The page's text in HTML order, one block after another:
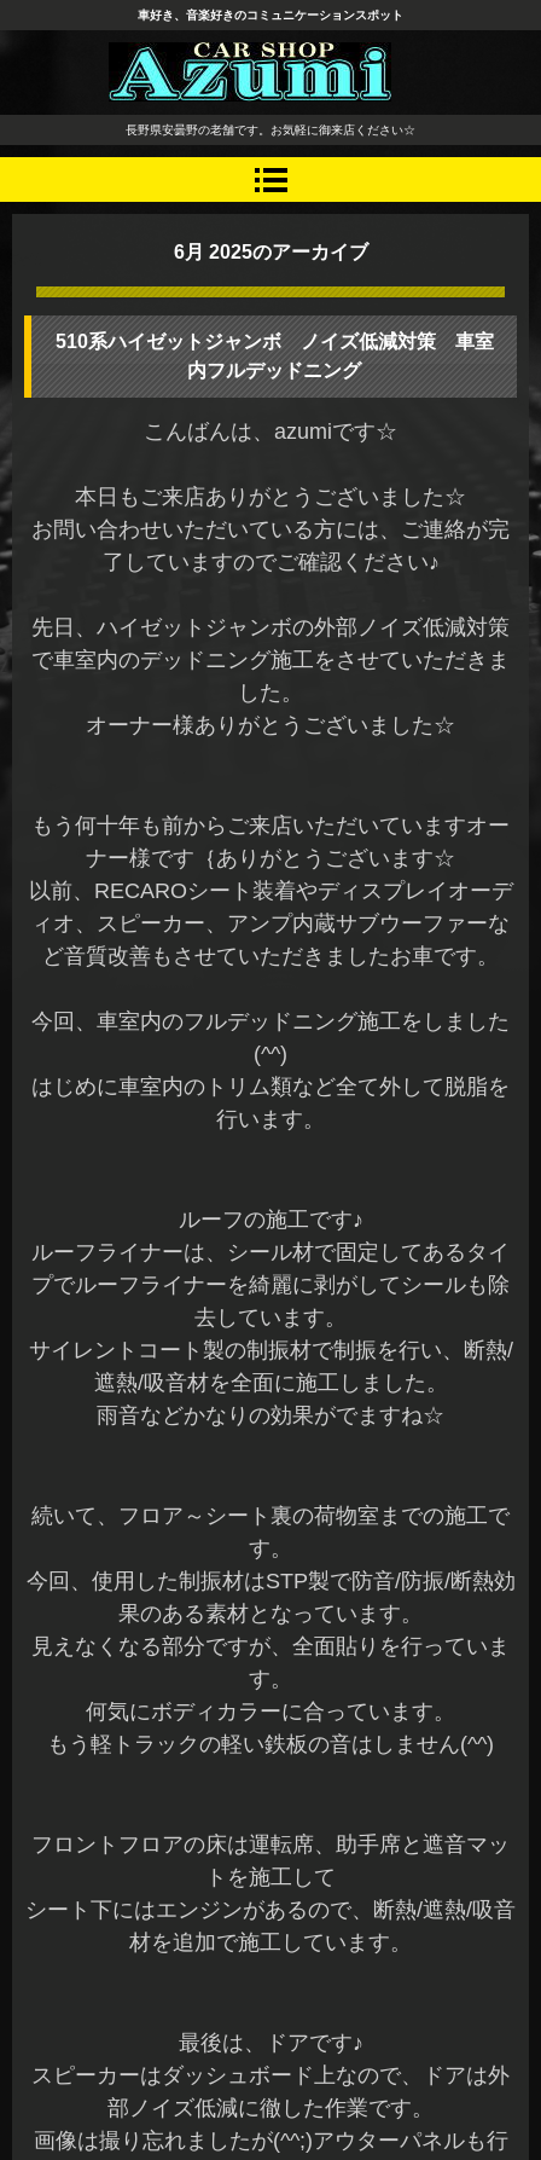
長野県 安曇野市 タイヤ ホ
イール デッドニング カーオ
ーディオ レカロシート
車好き、音楽好きのコミュニケーションスポット
長野県安曇野の老舗です。お気軽に御来店ください☆
6月 2025のアーカイブ
510系ハイゼットジャンボ ノイズ低減対策 車室
内フルデッドニング
こんばんは、azumiです☆
本日もご来店ありがとうございました☆
お問い合わせいただいている方には、ご連絡が完
了していますのでご確認ください♪
先日、ハイゼットジャンボの外部ノイズ低減対策
で車室内のデッドニング施工をさせていただきま
した。
オーナー様ありがとうございました☆
もう何十年も前からご来店いただいていますオー
ナー様です｛ありがとうございます☆
以前、RECAROシート装着やディスプレイオーデ
ィオ、スピーカー、アンプ内蔵サブウーファーな
ど音質改善もさせていただきましたお車です。
今回、車室内のフルデッドニング施工をしました
(^^)
はじめに車室内のトリム類など全て外して脱脂を
行います。
ルーフの施工です♪
ルーフライナーは、シール材で固定してあるタイ
プでルーフライナーを綺麗に剥がしてシールも除
去しています。
サイレントコート製の制振材で制振を行い、断熱/
遮熱/吸音材を全面に施工しました。
雨音などかなりの効果がでますね☆
続いて、フロア～シート裏の荷物室までの施工で
す。
今回、使用した制振材はSTP製で防音/防振/断熱効
果のある素材となっています。
見えなくなる部分ですが、全面貼りを行っていま
す。
何気にボディカラーに合っています。
もう軽トラックの軽い鉄板の音はしません(^^)
フロントフロアの床は運転席、助手席と遮音マッ
トを施工して
シート下にはエンジンがあるので、断熱/遮熱/吸音
材を追加で施工しています。
最後は、ドアです♪
スピーカーはダッシュボード上なので、ドアは外
部ノイズ低減に徹した作業です。
画像は撮り忘れましたが(^^;)アウターパネルも行